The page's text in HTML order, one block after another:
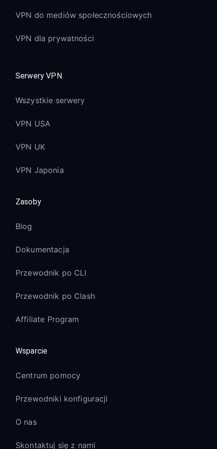
VPN do mediów społecznościowych
VPN dla prywatności
Serwery VPN
Wszystkie serwery
VPN USA
VPN UK
VPN Japonia
Zasoby
Blog
Dokumentacja
Przewodnik po CLI
Przewodnik po Clash
Affiliate Program
Wsparcie
Centrum pomocy
Przewodniki konfiguracji
O nas
Skontaktuj się z nami